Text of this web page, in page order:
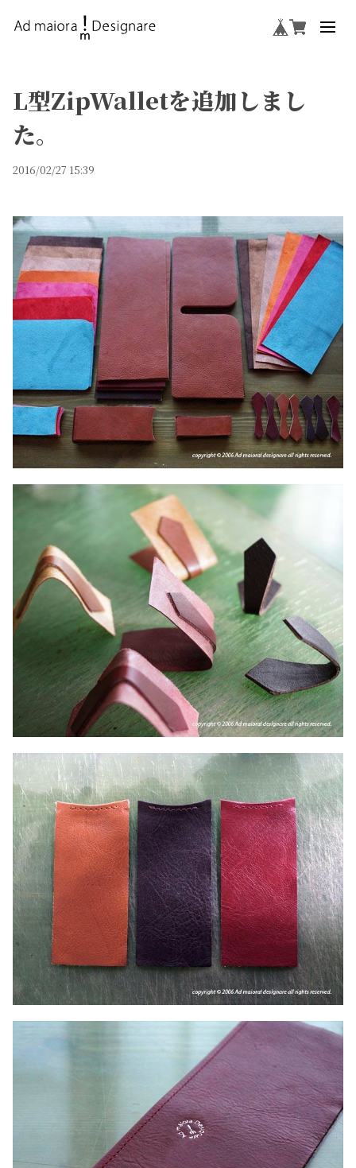
L型ZipWalletを追加しまし
た。
2016/02/27 15:39